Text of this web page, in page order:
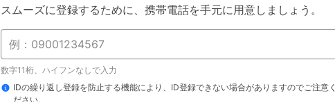
スムーズに登録するために、携帯電話を手元に用意しましょう。
数字11桁、ハイフンなしで入力
IDの繰り返し登録を防止する機能により、ID登録できない場合がありますのでご注意く
ださい。